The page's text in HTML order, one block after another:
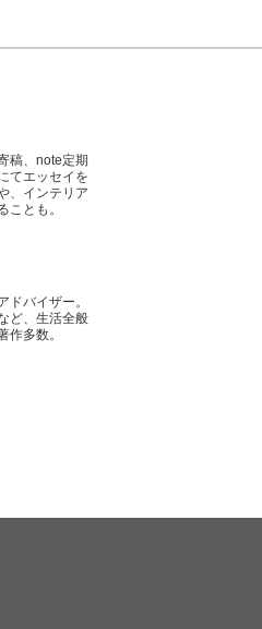
稿、note定期
てエッセイを
、インテリア
ことも。
ドバイザー。
ど、生活全般
作多数。